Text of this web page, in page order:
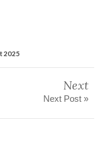
2025
Next
Next Post »